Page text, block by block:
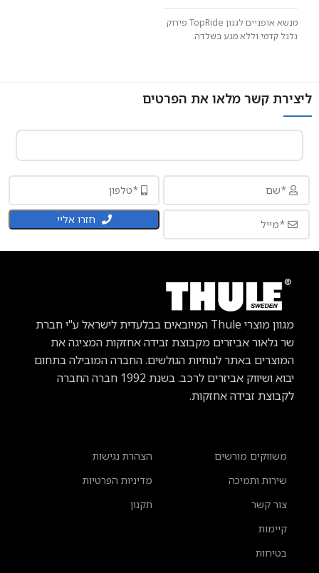
מנשא אופניים לגגון TopRide פירוק
גלגל קדמי וללא מגע בשלדה.
ליצירת קשר מלאו את הפרטים
חזרו אליי
מגוון מוצרי Thule
המיובאים בבלעדית לישראל ע"י חברת
שר גלאור אביזרים מקבוצת זבידה אחזקות המציגה את
המוצרים באתר לנוחיות הגולשים. החברה המובילה בתחום
יבוא ושיווק אביזרים לרכב.
בשנת 1992 חברה החברה
לקבוצת זבידה אחזקות.
משווקים מורשים
שירות ותמיכה
צור קשר
קיימות
בטיחות
הצהרת נגישות
מדיניות הפרטיות
תקנון